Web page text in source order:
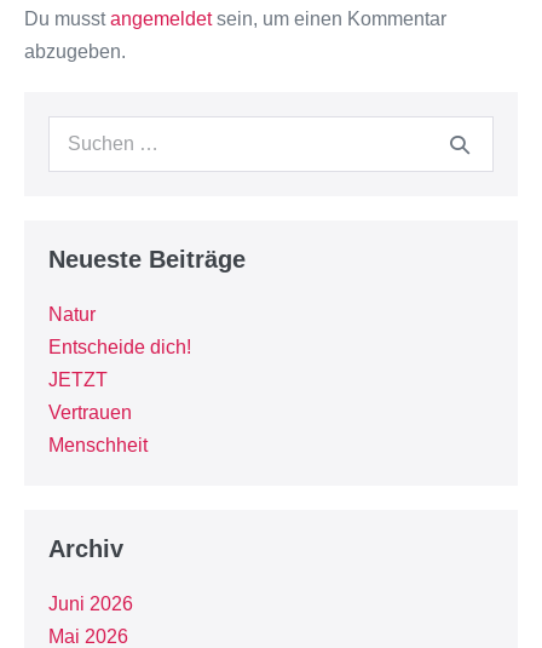
Du musstangemeldetsein, um einen Kommentar
abzugeben.
Neueste Beiträge
Natur
Entscheide dich!
JETZT
Vertrauen
Menschheit
Archiv
Juni 2026
Mai 2026